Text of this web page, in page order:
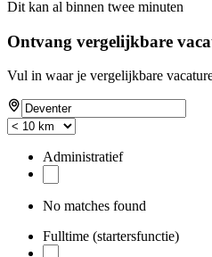
Dit kan al binnen twee minuten
Ontvang vergelijkbare
Vul in waar je vergelijkbare
Administratief
No matches found
Fulltime (startersfunctie)